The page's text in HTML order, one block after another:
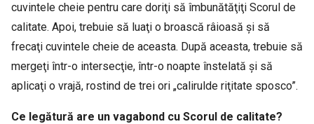
cuvintele cheie pentru care doriţi să îmbunătăţiţi Scorul de
calitate. Apoi, trebuie să luaţi o broască râioasă şi să
frecaţi cuvintele cheie de aceasta. După aceasta, trebuie să
mergeţi într-o intersecţie, într-o noapte înstelată şi să
aplicaţi o vrajă, rostind de trei ori „calirulde riţitate sposco”.
Ce legătură are un vagabond cu Scorul de calitate?